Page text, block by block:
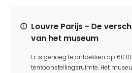
Louvre Parijs - De
van het museum
Er is genoeg te ontdekken op
tentoonstellingsruimte. Het